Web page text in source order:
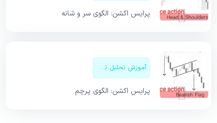
پرایس اکشن: الگوی سر و شانه
آموزش تحلیل تکنیکال
پرایس اکشن: الگوی پرچم